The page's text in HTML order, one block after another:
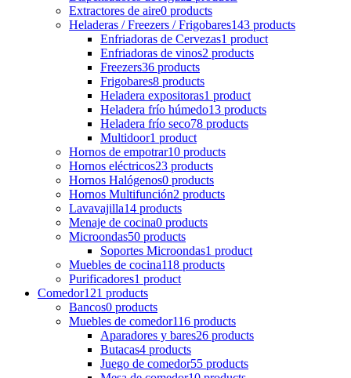
Extractores de aire0 products
Heladeras / Freezers / Frigobares143 products
Enfriadoras de Cervezas1 product
Enfriadoras de vinos2 products
Freezers36 products
Frigobares8 products
Heladera expositoras1 product
Heladera frío húmedo13 products
Heladera frío seco78 products
Multidoor1 product
Hornos de empotrar10 products
Hornos eléctricos23 products
Hornos Halógenos0 products
Hornos Multifunción2 products
Lavavajilla14 products
Menaje de cocina0 products
Microondas50 products
Soportes Microondas1 product
Muebles de cocina118 products
Purificadores1 product
Comedor121 products
Bancos0 products
Muebles de comedor116 products
Aparadores y bares26 products
Butacas4 products
Juego de comedor55 products